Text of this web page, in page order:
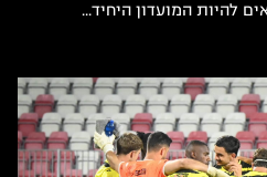
להיות המועדון היחיד...